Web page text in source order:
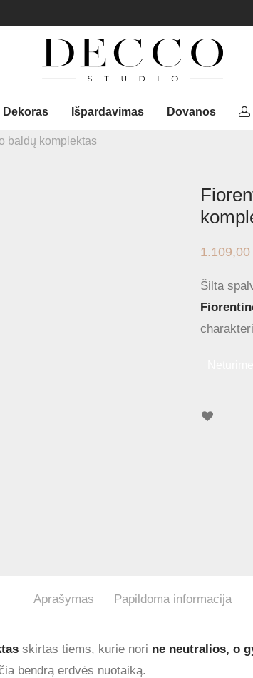
Dekoras Išpardavimas Dovanos
baldų komplektas
1.109,00
Šilta
Aprašymas Papildoma informacija
skirtas tiems, kurie nori ne neutralios, o
bendrą erdvės nuotaiką.